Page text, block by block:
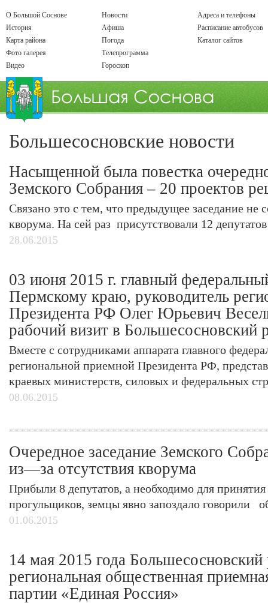
О Большой Соснове
История
Карта района
Фото галерея
Видео
Новости
Афиша
Погода
Телепрограмма
Гороскоп
Адреса и телефоны
Расписание автобусов
Каталог сайтов
Большесосновские новости
Насыщенной была повестка
Земского Собрания – 20 проектов
Связано это с тем, что предыдущее заседание не
кворума. На сей раз присутствовали 12
28.06.2015
03 июня 2015 г. главный
Пермскому краю, руководитель
Президента РФ Олег Юрьевич
рабочий визит в Большесосновский
Вместе с сотрудниками аппарата главного
региональной приемной Президента РФ,
краевых министерств, силовых и федеральных
08.06.2015
Очередное заседание Земского
из—за отсутствия кворума
Прибыли 8 депутатов, а необходимо для
прогульщиков, земцы явно запоздало говорили
01.06.2015
14 мая 2015 года Большесосновский
региональная общественная
партии «Единая Россия»